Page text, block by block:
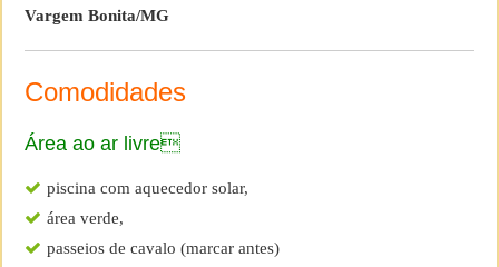
Vargem Bonita/MG
Comodidades
Área ao ar livre
piscina com aquecedor solar,
área verde,
passeios de cavalo (marcar antes)